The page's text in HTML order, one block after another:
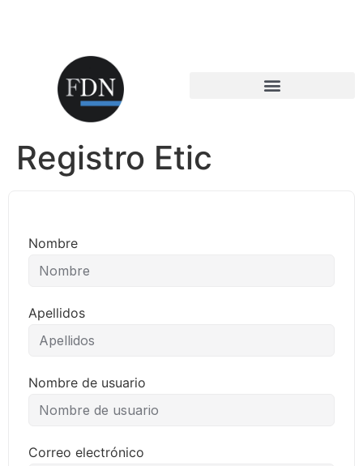
Registro Etic
Nombre
Apellidos
Nombre de usuario
Correo electrónico